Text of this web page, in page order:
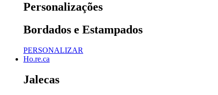
Personalizações
Bordados e Estampados
PERSONALIZAR
Ho.re.ca
Jalecas